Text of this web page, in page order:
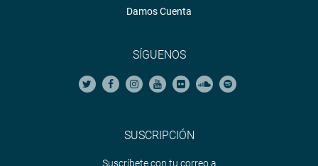
con todos los directores de redes, hospitales y la
Dirección Regional de Salud de Lima, para que un
especialista pueda orientar un mejor trabajo en las redes
Damos Cuenta
SÍGUENOS
SUSCRIPCIÓN
Suscríbete con tu correo a